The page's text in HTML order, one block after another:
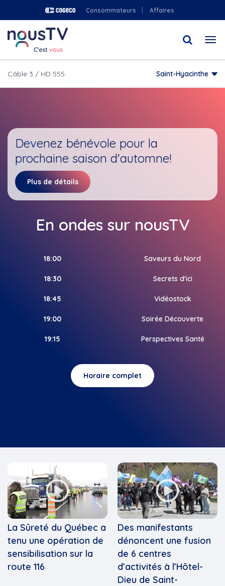
au
contenu
principal
Consommateurs Affaires
Câble 3 / HD 555 Saint-Hyacinthe
Devenez bénévole pour la
prochaine saison d'automne!
Plus de détails
En ondes sur nousTV
18:00 Saveurs du Nord
18:30 Secrets d'ici
18:45 Vidéostock
19:00 Soirée Découverte
19:15 Perspectives Santé
Horaire complet
La Sûreté du Québec a
tenu une opération de
sensibilisation sur la
route 116
Des manifestants
dénoncent une fusion
de 6 centres
d’activités à l’Hôtel-
Dieu de Saint-